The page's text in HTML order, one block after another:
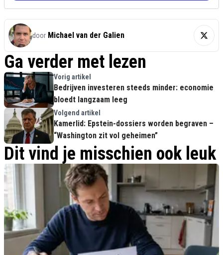
door Michael van der Galien
Ga verder met lezen
Vorig artikel
Bedrijven investeren steeds minder: economie
bloedt langzaam leeg
Volgend artikel
Kamerlid: Epstein-dossiers worden begraven –
“Washington zit vol geheimen”
Dit vind je misschien ook leuk